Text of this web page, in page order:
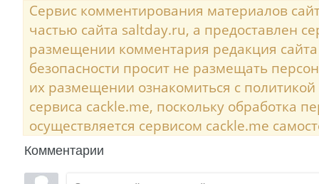
Сервис комментирования материалов
частью сайта saltday.ru, а предоставлен
размещении комментария редакция
безопасности просит не размещать
их размещении ознакомиться с
сервиса cackle.me, поскольку обработка
осуществляется сервисом cackle.me
Комментарии